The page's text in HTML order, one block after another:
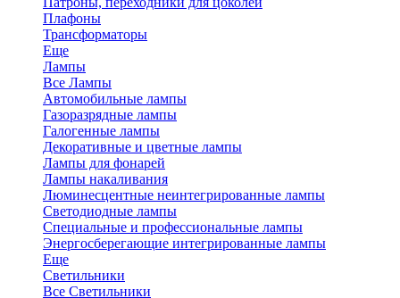
Плафоны
Трансформаторы
Еще
Лампы
Все Лампы
Автомобильные лампы
Газоразрядные лампы
Галогенные лампы
Декоративные и цветные лампы
Лампы для фонарей
Лампы накаливания
Люминесцентные неинтегрированные лампы
Светодиодные лампы
Специальные и профессиональные лампы
Энергосберегающие интегрированные лампы
Еще
Светильники
Все Светильники